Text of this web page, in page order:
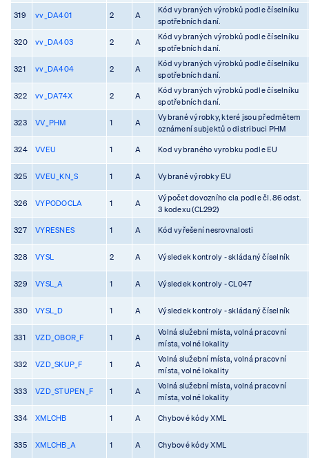
319 vv_DA401 2 A
Kód vybraných výrobků podle číselníku
spotřebních daní.
320 vv_DA403 2 A
Kód vybraných výrobků podle číselníku
spotřebních daní.
321 vv_DA404 2 A
Kód vybraných výrobků podle číselníku
spotřebních daní.
322 vv_DA74X 2 A
Kód vybraných výrobků podle číselníku
spotřebních daní.
323 VV_PHM 1 A
Vybrané výrobky, které jsou předmětem
oznámení subjektů o distribuci PHM
324 VVEU 1 A Kod vybraného vyrobku podle EU
325 VVEU_KN_S 1 A Vybrané výrobky EU
326 VYPODOCLA 1 A
Výpočet dovozního cla podle čl. 86 odst.
3 kodexu (CL292)
327 VYRESNES 1 A Kód vyřešení nesrovnalosti
328 VYSL 2 A Výsledek kontroly - skládaný číselník
329 VYSL_A 1 A Výsledek kontroly - CL047
330 VYSL_D 1 A Výsledek kontroly - skládaný číselník
331 VZD_OBOR_F 1 A
Volná služební místa, volná pracovní
místa, volné lokality
332 VZD_SKUP_F 1 A
Volná služební místa, volná pracovní
místa, volné lokality
333 VZD_STUPEN_F 1 A
Volná služební místa, volná pracovní
místa, volné lokality
334 XMLCHB 1 A Chybové kódy XML
335 XMLCHB_A 1 A Chybové kódy XML